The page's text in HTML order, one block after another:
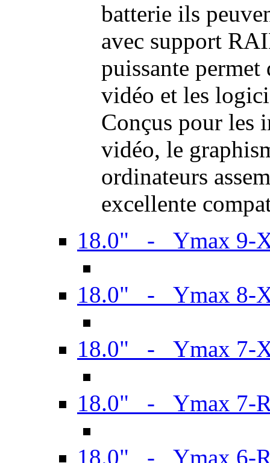
batterie ils
avec support
puissante permet
vidéo et les
Conçus pour les
vidéo, le
ordinateurs
excellente
18.0" - Ymax 9-
18.0" - Ymax 8-
18.0" - Ymax 7-
18.0" - Ymax 7-
18.0" - Ymax 6-